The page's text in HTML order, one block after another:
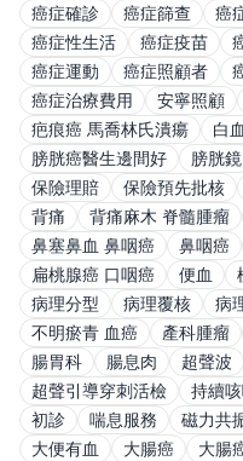
癌症確診
癌症篩查 癌
癌症性生活
癌症疫苗
癌症運動
癌症照顧者
癌症治療費用
安寧照顧
疤痕癌 馬喬林氏潰瘍
白
膀胱癌醫生邊間好
膀胱鏡
保險理賠
保險預先批核
背痛
背痛麻木 脊髓腫瘤
鼻塞鼻血 鼻咽癌
鼻咽癌
扁桃腺癌 口咽癌
便血
病理分型
病理覆核 病
不明瘀青 血癌
產科腫瘤
腸胃科
腸息肉 超聲波
超聲引導穿刺活檢
持續
初診
喘息服務 磁力共
大便有血
大腸癌 大腸